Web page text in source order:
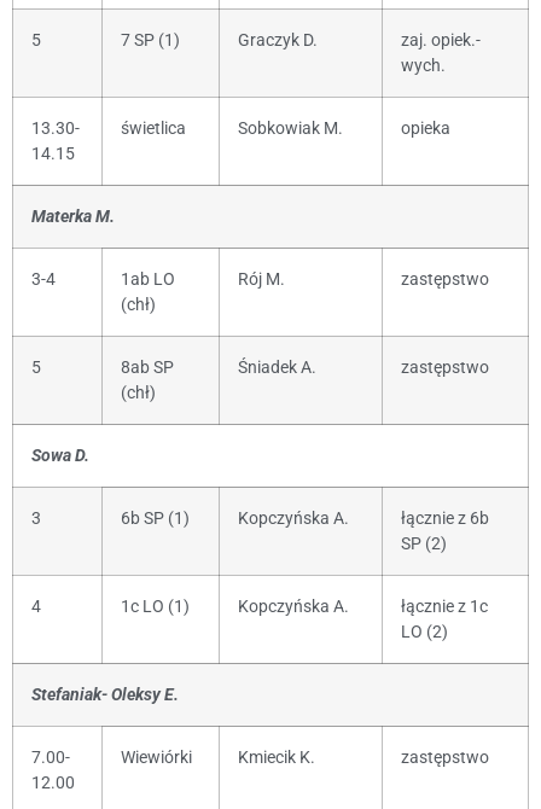
5 7 SP (1) Graczyk D.
zaj. opiek.-
wych.
13.30-
14.15
świetlica Sobkowiak M. opieka
Materka M.
3-4
1ab LO
(chł)
Rój M. zastępstwo
5
8ab SP
(chł)
Śniadek A. zastępstwo
Sowa D.
3 6b SP (1) Kopczyńska A.
łącznie z 6b
SP (2)
4 1c LO (1) Kopczyńska A.
łącznie z 1c
LO (2)
Stefaniak- Oleksy E.
7.00-
12.00
Wiewiórki Kmiecik K. zastępstwo